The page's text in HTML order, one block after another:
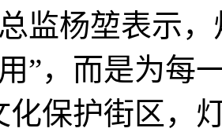
监杨堃表示
”，而是为每
化保护街区，